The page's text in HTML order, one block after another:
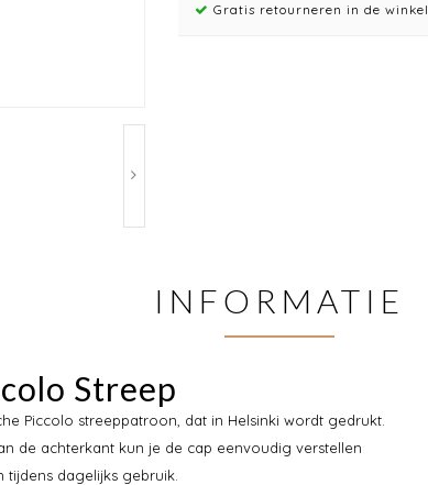
Gratis retourneren in de winkel
INFORMATIE
Streep
Piccolo streeppatroon, dat in Helsinki wordt gedrukt.
de achterkant kun je de cap eenvoudig verstellen
dagelijks gebruik.